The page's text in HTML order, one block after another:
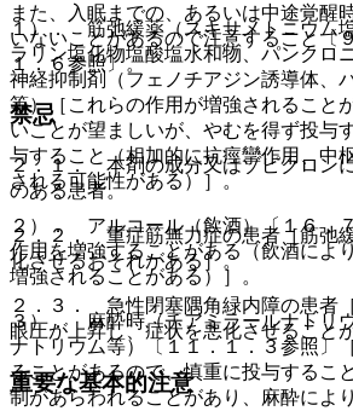
１）． 筋弛緩薬（スキサメトニウム
ラリン塩化物塩酸塩水和物、パンクロ
神経抑制剤（フェノチアジン誘導体、
等）［これらの作用が増強されること
いことが望ましいが、やむを得ず投与
与すること（相加的に抗痙攣作用、中
される可能性がある）］。
２）． アルコール（飲酒）〔１６．
作用を増強することがある（飲酒によ
増強されることがある）］。
３）． 麻酔時（チアミラールナトリ
ナトリウム等）〔１１．１．３参照〕
ることがあるので、慎重に投与するこ
制があらわれることがあり、麻酔によ
また、入眠までの、あるいは中途覚醒
いないことがあるので注意すること〔
１．６参照〕。
禁忌
２．１． 本剤の成分又はゾピクロン
のある患者。
２．２． 重症筋無力症の患者［筋弛
化させるおそれがある］。
２．３． 急性閉塞隅角緑内障の患者
眼圧が上昇し、症状を悪化させること
重要な基本的注意